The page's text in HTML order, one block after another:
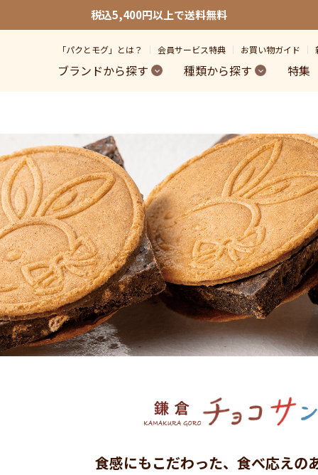
税込5,400円以上で送料無料
「パクとモグ」とは？ 会員サービス特典 お買い物ガイド
ブランドから探す 種類から探す 特集
食感にもこだわった、食べ応えの